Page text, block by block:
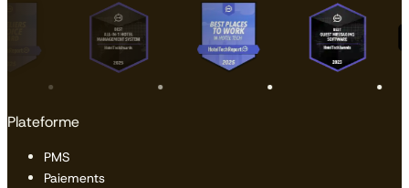
Plateforme
PMS
Paiements